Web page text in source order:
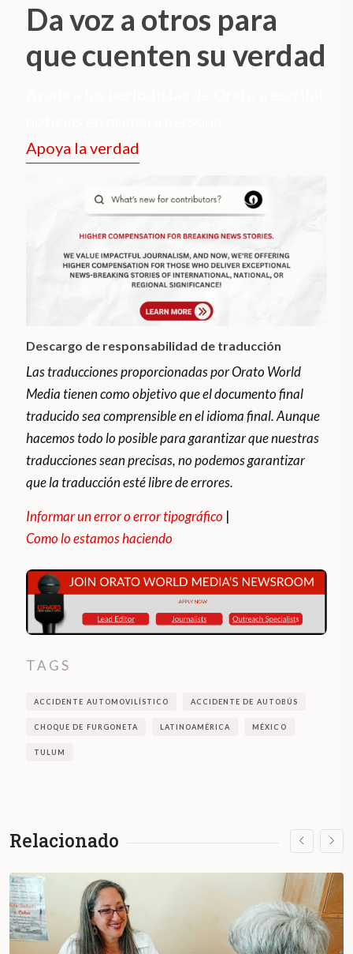
Da voz a otros para
que cuenten su verdad
Apoya la verdad
Descargo de responsabilidad de traducción
Las traducciones proporcionadas por Orato World
Media tienen como objetivo que el documento final
traducido sea comprensible en el idioma final. Aunque
hacemos todo lo posible para garantizar que nuestras
traducciones sean precisas, no podemos garantizar
que la traducción esté libre de errores.
Informar un error o error tipográfico |
Como lo estamos haciendo
TAGS
ACCIDENTE AUTOMOVILÍSTICO ACCIDENTE DE AUTOBÚS
CHOQUE DE FURGONETA LATINOAMÉRICA MÉXICO
TULUM
Relacionado